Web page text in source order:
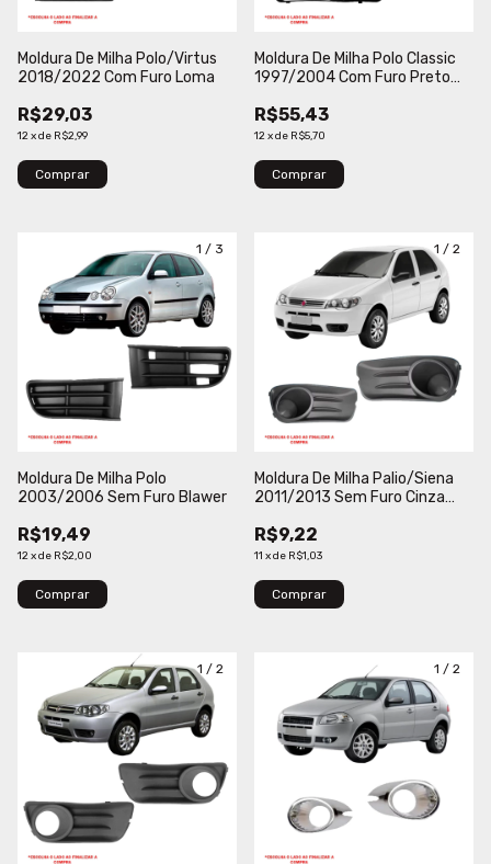
Moldura De Milha Polo/Virtus
2018/2022 Com Furo Loma
R$29,03
12xde R$2,99
Comprar
Moldura De Milha Polo Classic
1997/2004 Com Furo Preto
R$55,43
12xde R$5,70
Comprar
1 / 3
Moldura De Milha Polo
2003/2006 Sem Furo Blawer
R$19,49
12xde R$2,00
Comprar
1 / 2
Moldura De Milha Palio/Siena
2011/2013 Sem Furo Cinza
R$9,22
11 xde R$1,03
Comprar
1 / 2 1 / 2